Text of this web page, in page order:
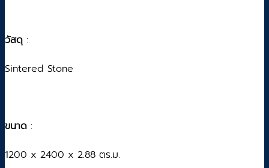
วัสดุ :
Sintered Stone
ขนาด :
1200 x 2400 x 2.88 ตร.ม.